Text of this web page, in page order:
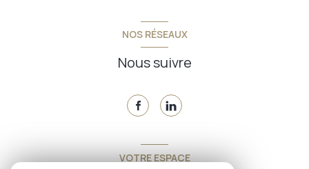
NOS RÉSEAUX
Nous suivre
VOTRE ESPACE